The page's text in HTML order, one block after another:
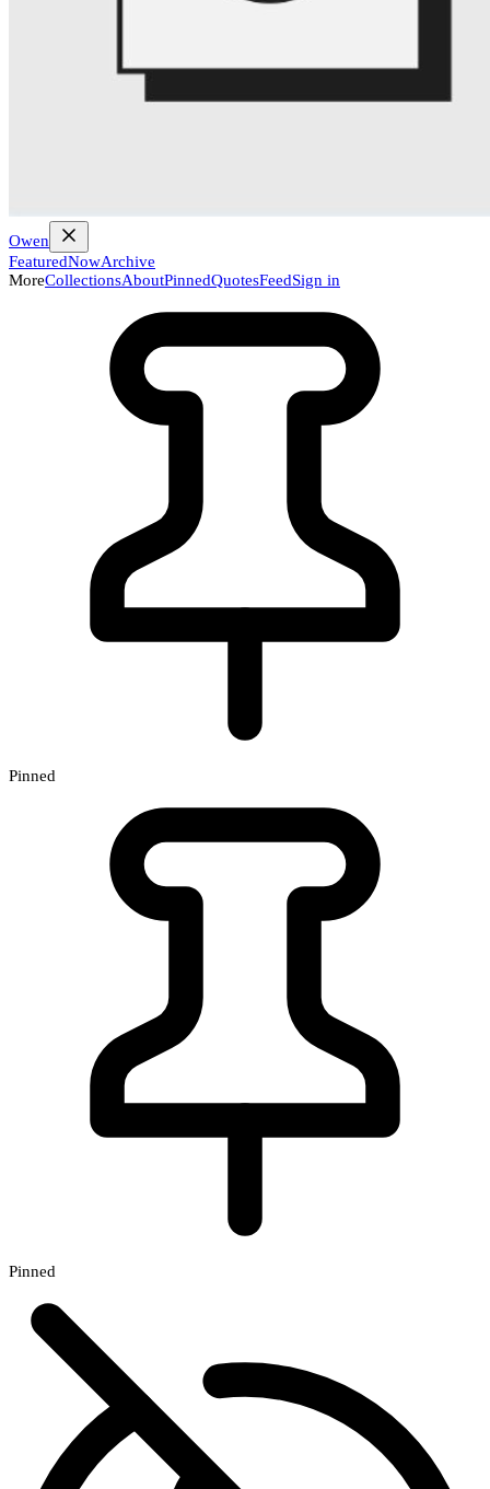
Owen
FeaturedNowArchive
MoreCollectionsAboutPinnedQuotesFeedSign in
Pinned
Pinned